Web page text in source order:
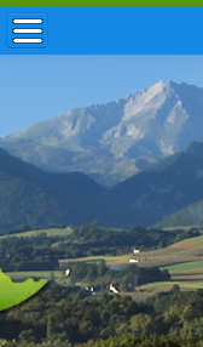
ACCUEIL / INFOS
MUNICIPALITÉ
VIE LOCALE
ENFANCE
TOURISME
HISTOIRE